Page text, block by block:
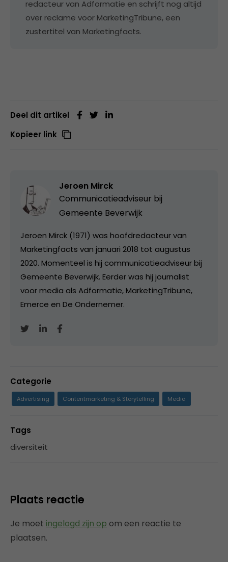
redacteur van Adformatie en schrijft nog altijd
over reclame voor MarketingTribune, een
zustertitel van Marketingfacts.
Deel dit artikel
Kopieer link
Jeroen Mirck
Communicatieadviseur bij
Gemeente Beverwijk
Jeroen Mirck (1971) was hoofdredacteur van
Marketingfacts van januari 2018 tot augustus
2020. Momenteel is hij communicatieadviseur bij
Gemeente Beverwijk. Eerder was hij journalist
voor media als Adformatie, MarketingTribune,
Emerce en De Ondernemer.
Categorie
Advertising Contentmarketing & Storytelling Media
Tags
diversiteit
Plaats reactie
Je moet ingelogd zijn op om een reactie te
plaatsen.